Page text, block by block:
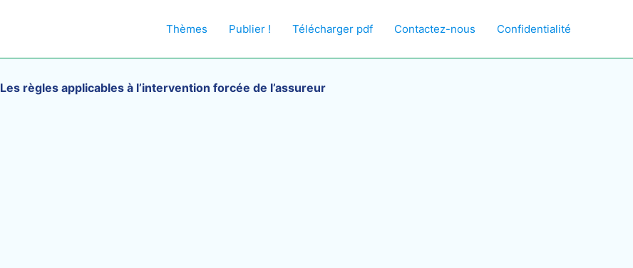
Thèmes Publier ! Télécharger pdf Contactez-nous Confidentialité
Les règles applicables à l’intervention forcée de l’assureur